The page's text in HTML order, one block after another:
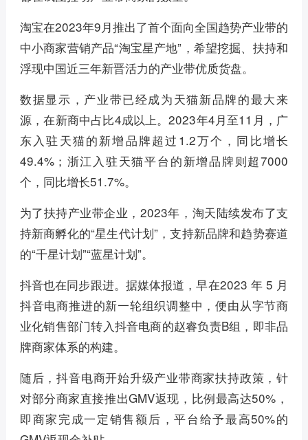
淘宝在2023年9月推出了首个面向全国趋势产业带的
中小商家营销产品“淘宝星产地”，希望挖掘、扶持和
浮现中国近三年新晋活力的产业带优质货盘。
数据显示，产业带已经成为天猫新品牌的最大来
源，在新商中占比4成以上。2023年4月至11月，广
东入驻天猫的新增品牌超过1.2万个，同比增长
49.4%；浙江入驻天猫平台的新增品牌则超7000
个，同比增长51.7%。
为了扶持产业带企业，2023年，淘天陆续发布了支
持新商孵化的“星生代计划”，支持新品牌和趋势赛道
的“千星计划”“蓝星计划”。
抖音也在同步跟进。据媒体报道，早在2023 年 5 月
抖音电商推进的新一轮组织调整中，便由从字节商
业化销售部门转入抖音电商的赵睿负责B组，即非品
牌商家体系的构建。
随后，抖音电商开始升级产业带商家扶持政策，针
对部分商家直接推出GMV返现，比例最高达50%，
即商家完成一定销售额后，平台给予最高50%的